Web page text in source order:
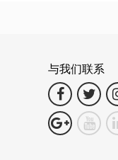
与我们联系